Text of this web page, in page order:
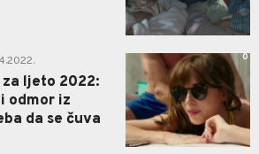
ljeto 2022:
odmor iz
da se čuva
0